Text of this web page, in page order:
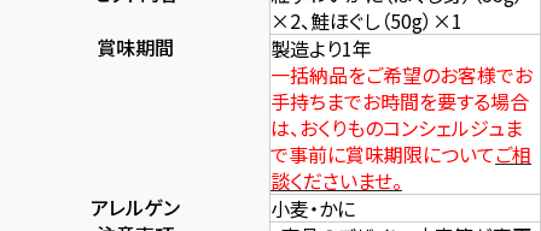
×2、鮭ほぐし（50g）×1
賞味期間
製造より1年
一括納品をご希望のお客様でお
手持ちまでお時間を要する場合
は、おくりものコンシェルジュま
で事前に賞味期限についてご相
談くださいませ。
アレルゲン
小麦・かに